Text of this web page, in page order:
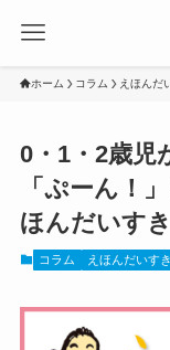
ホーム コラム えほんだ
0・1・2歳児
「ぷーん！
ほんだいすき
コラム えほんだいすき